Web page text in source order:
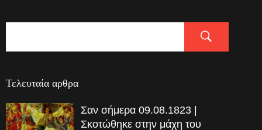
Τελευταία αρθρα
Σαν σήμερα 09.08.1823 |
Σκοτώθηκε στην μάχη του